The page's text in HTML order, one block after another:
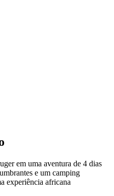
em uma aventura de 4 dias
e um camping
experiência africana